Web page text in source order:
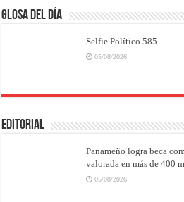
Glosa del Día
Selfie Político 585
05/08/2026
EDITORIAL
Panameño logra beca
valorada en más de 400
05/08/2026